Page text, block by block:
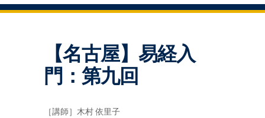
気学/易 セミナー
講師の紹介
入会について
【名古屋】易経入
門：第九回
［講師］木村 依里子